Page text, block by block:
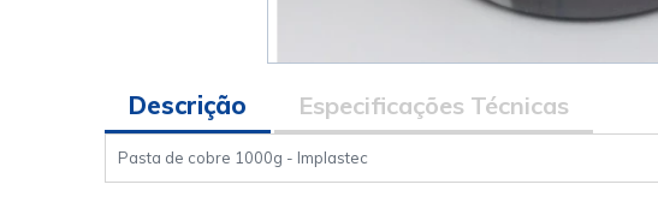
Descrição
Pasta de cobre 1000g - Implastec
Especificações Técnicas